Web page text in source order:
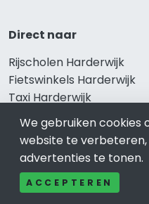
Direct naar
Rijscholen Harderwijk
Fietswinkels Harderwijk
Taxi Harderwijk
Kapper Harderwijk
Gezondheid Harderwijk
Afvallen Harderwijk
We gebruiken cookies
website te
advertenties te tonen.
ACCEPTEREN